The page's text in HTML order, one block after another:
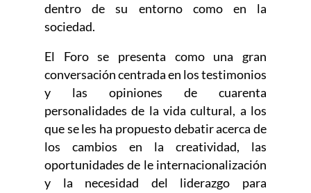
dentro de su entorno como en la
sociedad.
El Foro se presenta como una gran
conversación centrada en los testimonios
y las opiniones de cuarenta
personalidades de la vida cultural, a los
que se les ha propuesto debatir acerca de
los cambios en la creatividad, las
oportunidades de le internacionalización
y la necesidad del liderazgo para